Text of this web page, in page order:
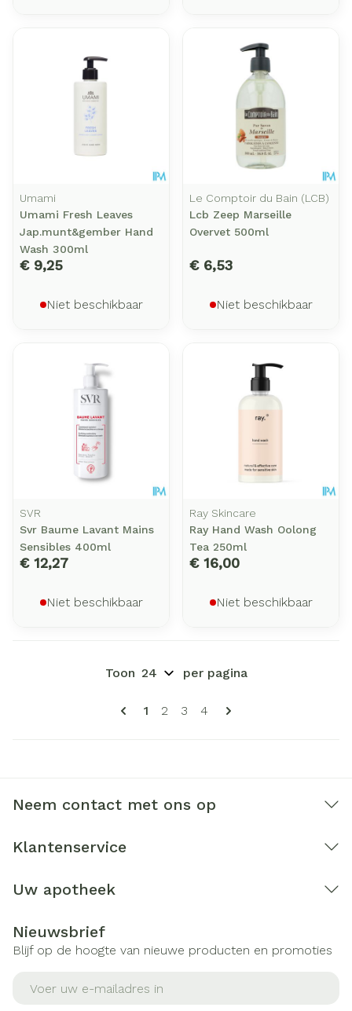
Umami
Umami Fresh Leaves
Jap.munt&gember Hand
Wash 300ml
€ 9,25
Niet beschikbaar
Le Comptoir du Bain (LCB)
Lcb Zeep Marseille
Overvet 500ml
€ 6,53
Niet beschikbaar
SVR
Svr Baume Lavant Mains
Sensibles 400ml
€ 12,27
Niet beschikbaar
Ray Skincare
Ray Hand Wash Oolong
Tea 250ml
€ 16,00
Niet beschikbaar
Pagina's
U lees momenteel pagina
1 Pagina
2 Pagina
3 Pagina
4
Toon per pagina
Neem contact met ons op
Klantenservice
Uw apotheek
Nieuwsbrief
Blijf op de hoogte van nieuwe producten en promoties